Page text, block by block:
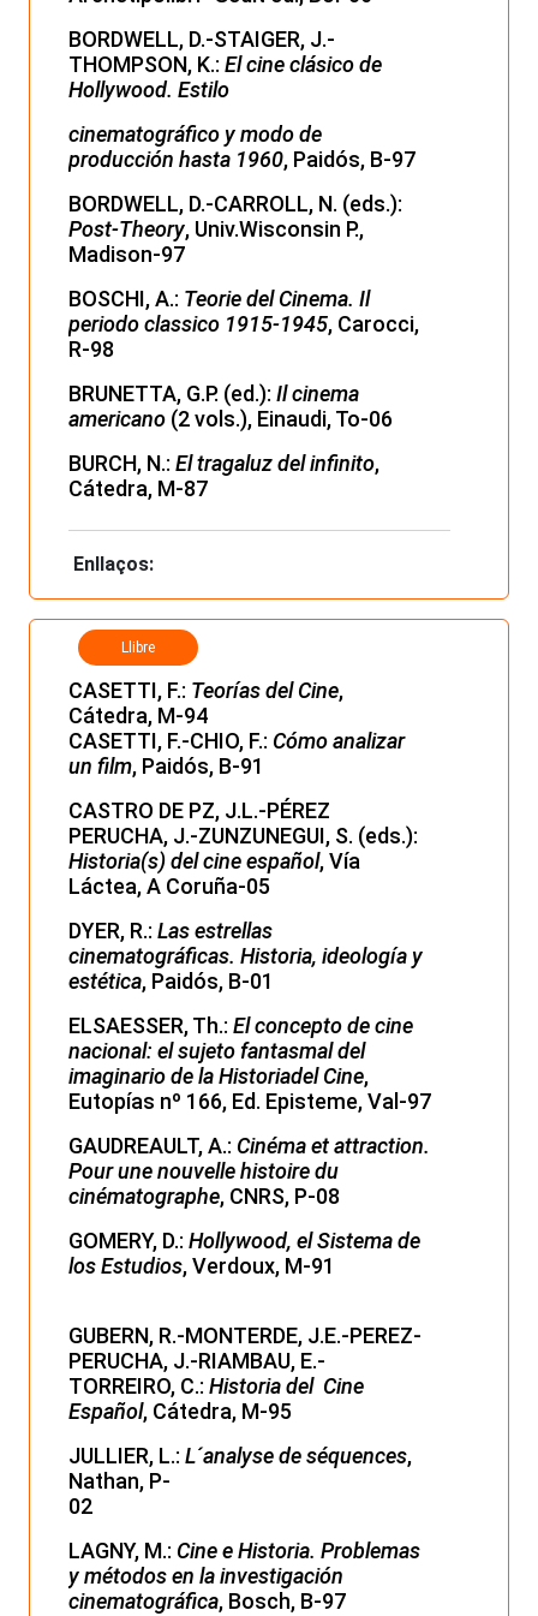
BORDWELL, D.-STAIGER, J.-
THOMPSON, K.: El cine clásico de
Hollywood. Estilo
cinematográfico y modo de
producción hasta 1960, Paidós, B-97
BORDWELL, D.-CARROLL, N. (eds.):
Post-Theory, Univ.Wisconsin P.,
Madison-97
BOSCHI, A.: Teorie del Cinema. Il
periodo classico 1915-1945, Carocci,
R-98
BRUNETTA, G.P. (ed.): Il cinema
americano (2 vols.), Einaudi, To-06
BURCH, N.: El tragaluz del infinito,
Cátedra, M-87
Enllaços:
Llibre
CASETTI, F.: Teorías del Cine,
Cátedra, M-94
CASETTI, F.-CHIO, F.: Cómo analizar
un film, Paidós, B-91
CASTRO DE PZ, J.L.-PÉREZ
PERUCHA, J.-ZUNZUNEGUI, S. (eds.):
Historia(s) del cine español, Vía
Láctea, A Coruña-05
DYER, R.: Las estrellas
cinematográficas. Historia, ideología y
estética, Paidós, B-01
ELSAESSER, Th.: El concepto de cine
nacional: el sujeto fantasmal del
imaginario de la Historiadel Cine,
Eutopías nº 166, Ed. Episteme, Val-97
GAUDREAULT, A.: Cinéma et attraction.
Pour une nouvelle histoire du
cinématographe, CNRS, P-08
GOMERY, D.: Hollywood, el Sistema de
los Estudios, Verdoux, M-91
GUBERN, R.-MONTERDE, J.E.-PEREZ-
PERUCHA, J.-RIAMBAU, E.-
TORREIRO, C.: Historia del Cine
Español, Cátedra, M-95
JULLIER, L.: L´analyse de séquences,
Nathan, P-
02
LAGNY, M.: Cine e Historia. Problemas
y métodos en la investigación
cinematográfica, Bosch, B-97